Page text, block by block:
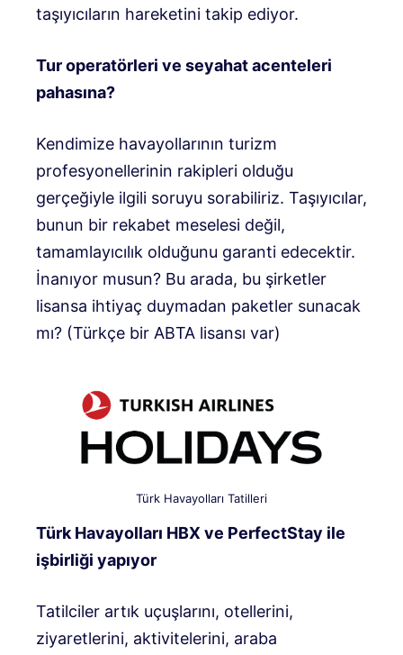
taşıyıcıların hareketini takip ediyor.
Tur operatörleri ve seyahat acenteleri
pahasına?
Kendimize havayollarının turizm
profesyonellerinin rakipleri olduğu
gerçeğiyle ilgili soruyu sorabiliriz. Taşıyıcılar,
bunun bir rekabet meselesi değil,
tamamlayıcılık olduğunu garanti edecektir.
İnanıyor musun? Bu arada, bu şirketler
lisansa ihtiyaç duymadan paketler sunacak
mı? (Türkçe bir ABTA lisansı var)
Türk Havayolları Tatilleri
Türk Havayolları HBX ve PerfectStay ile
işbirliği yapıyor
Tatilciler artık uçuşlarını, otellerini,
ziyaretlerini, aktivitelerini, araba